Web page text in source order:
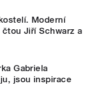
Moderní
Jiří Schwarz a
Gabriela
jsou inspirace